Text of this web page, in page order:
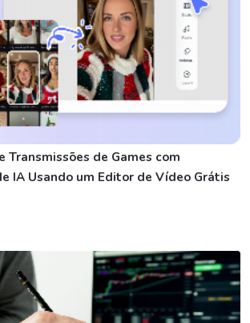
Transmissões de Games com
IA Usando um Editor de Vídeo Grátis